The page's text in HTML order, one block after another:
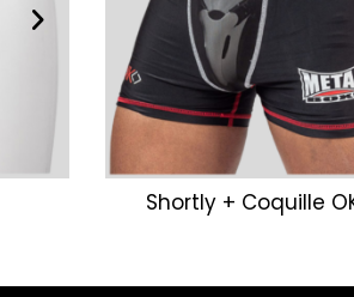
Shortly + Coquille